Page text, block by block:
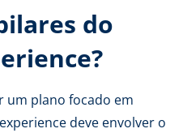
do
um plano focado em
deve envolver o